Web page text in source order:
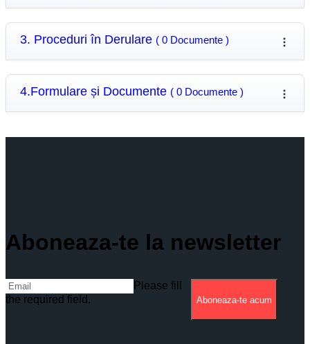
3. Proceduri în Derulare ( 0 Documente )
4.Formulare și Documente ( 0 Documente )
Aboneaza-te la newsletter
Please fill
the required field.
Aboneaza-te acum